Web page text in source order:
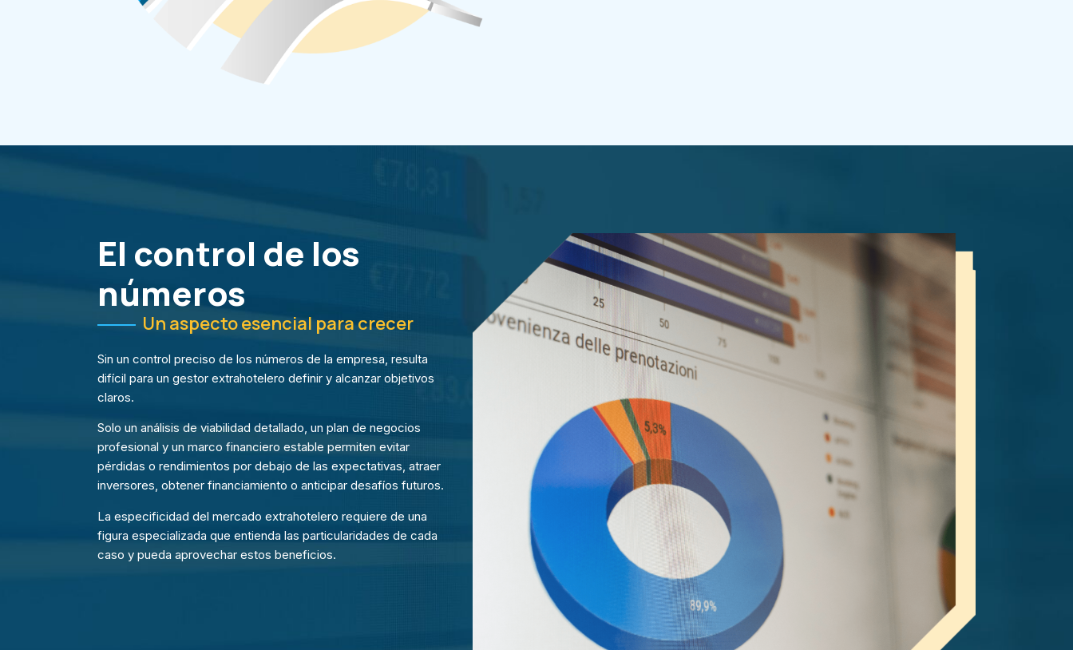
El control de los
números
Un aspecto esencial para crecer
Sin un control preciso de los números de la empresa, resulta
difícil para un gestor extrahotelero definir y alcanzar objetivos
claros.
Solo un análisis de viabilidad detallado, un plan de negocios
profesional y un marco financiero estable permiten evitar
pérdidas o rendimientos por debajo de las expectativas, atraer
inversores, obtener financiamiento o anticipar desafíos futuros.
La especificidad del mercado extrahotelero requiere de una
figura especializada que entienda las particularidades de cada
caso y pueda aprovechar estos beneficios.